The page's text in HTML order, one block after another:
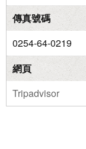
傳真號碼
0254-64-0219
網頁
Tripadvisor